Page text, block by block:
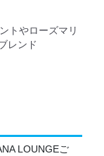
トやローズマリ
レンド
LOUNGEご